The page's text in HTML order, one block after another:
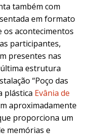
também com
em formato
acontecimentos
participantes,
presentes nas
estrutura
“Poço das
plástica Evânia de
aproximadamente
proporciona um
memórias e